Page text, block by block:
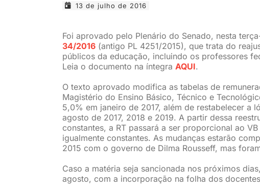
13 de julho de 2016
Foi aprovado pelo Plenário do Senado, nesta
34/2016(antigo PL 4251/2015), que trata do
públicos da educação, incluindo os professores
Leia o documento na íntegra AQUI.
O texto aprovado modifica as tabelas de
Magistério do Ensino Básico, Técnico e
5,0% em janeiro de 2017, além de restabelecer a
agosto de 2017, 2018 e 2019. A partir dessa
constantes, a RT passará a ser proporcional ao
igualmente constantes. As mudanças estarão
2015 com o governo de Dilma Rousseff, mas
Caso a matéria seja sancionada nos próximos
agosto, com a incorporação na folha dos